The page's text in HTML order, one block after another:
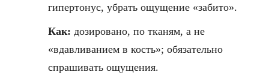
гипертонус, убрать ощущение «забито».
Как: дозировано, по тканям, а не
«вдавливанием в кость»; обязательно
спрашивать ощущения.